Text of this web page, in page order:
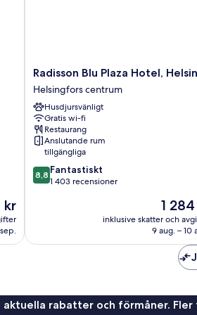
kr
Radisson
Blu
Plaza
Hotel,
Helsinki
Helsingfors
centrum
Radisson Blu Plaza Hotel,
Helsingfors centrum
Husdjursvänligt
Gratis wi-fi
Restaurang
Anslutande rum
tillgängliga
8.8
av
1 403 recensioner
8,8 Fantastiskt
1 403 recensioner
Priset
är
1 284 kr
1
inklusive skatter och
9 aug. – 10
aktuella rabatter och förmåner.